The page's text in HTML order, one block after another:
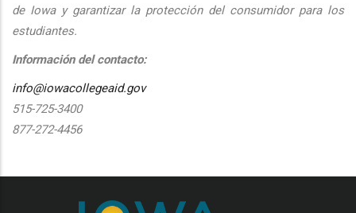
de Iowa y garantizar la protección del consumidor para los
estudiantes.
Información del contacto:
info@iowacollegeaid.gov
515-725-3400
877-272-4456